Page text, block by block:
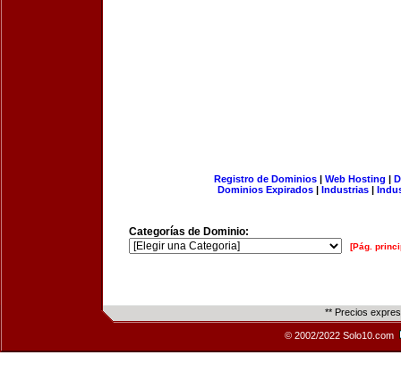
Registro de Dominios| Web Hosting |
Dominios Expirados | Industrias |
Categorías de Dominio:
[Pág.
** Precios
© 2002/2022 Solo10.com